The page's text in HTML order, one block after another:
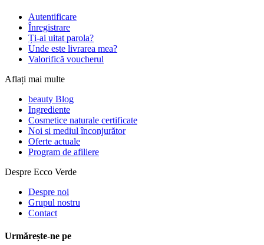
Autentificare
Înregistrare
Ți-ai uitat parola?
Unde este livrarea mea?
Valorifică voucherul
Aflați mai multe
beauty Blog
Ingrediente
Cosmetice naturale certificate
Noi si mediul înconjurător
Oferte actuale
Program de afiliere
Despre Ecco Verde
Despre noi
Grupul nostru
Contact
Urmărește-ne pe